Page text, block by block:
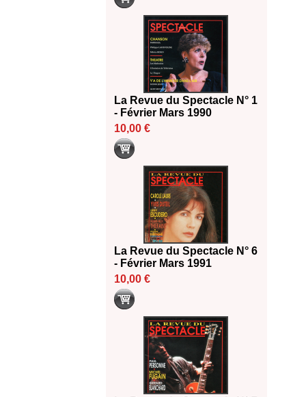
La Revue du Spectacle N° 1
- Février Mars 1990
10,00 €
La Revue du Spectacle N° 6
- Février Mars 1991
10,00 €